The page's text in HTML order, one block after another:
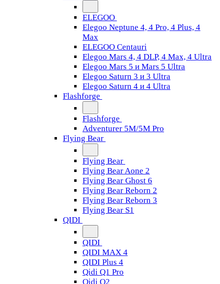
ELEGOO
Elegoo Neptune 4, 4 Pro, 4 Plus, 4
Max
ELEGOO Centauri
Elegoo Mars 4, 4 DLP, 4 Max, 4 Ultra
Elegoo Mars 5 и Mars 5 Ultra
Elegoo Saturn 3 и 3 Ultra
Elegoo Saturn 4 и 4 Ultra
Flashforge
Flashforge
Adventurer 5M/5M Pro
Flying Bear
Flying Bear
Flying Bear Aone 2
Flying Bear Ghost 6
Flying Bear Reborn 2
Flying Bear Reborn 3
Flying Bear S1
QIDI
QIDI
QIDI MAX 4
QIDI Plus 4
Qidi Q1 Pro
Qidi Q2